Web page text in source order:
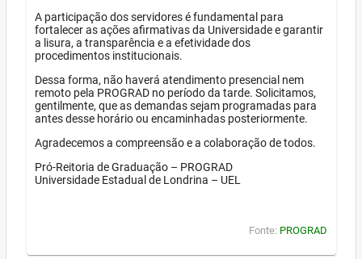
A participação dos servidores é fundamental para
fortalecer as ações afirmativas da Universidade e garantir
a lisura, a transparência e a efetividade dos
procedimentos institucionais.
Dessa forma, não haverá atendimento presencial nem
remoto pela PROGRAD no período da tarde. Solicitamos,
gentilmente, que as demandas sejam programadas para
antes desse horário ou encaminhadas posteriormente.
Agradecemos a compreensão e a colaboração de todos.
Pró-Reitoria de Graduação – PROGRAD
Universidade Estadual de Londrina – UEL
Fonte: PROGRAD